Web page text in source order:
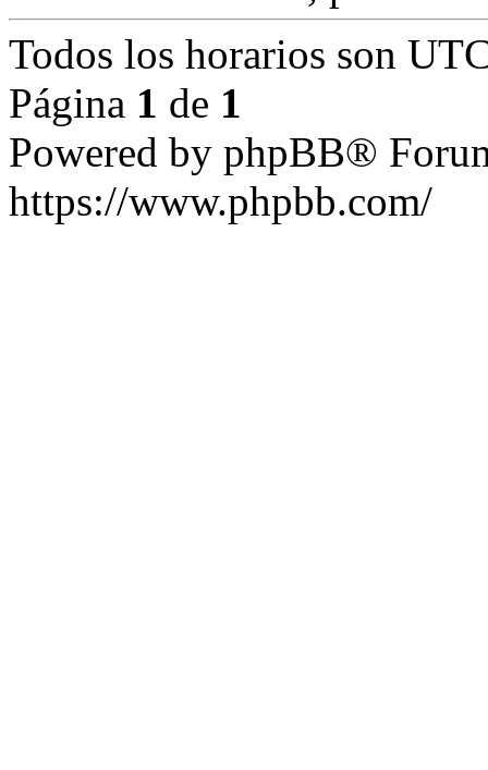
Todos los horarios son
Página 1 de 1
Powered by phpBB®
https://www.phpbb.com/